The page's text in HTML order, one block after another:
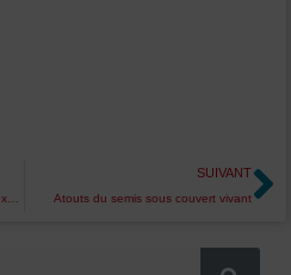
SUIVANT
Atouts du semis sous couvert vivant